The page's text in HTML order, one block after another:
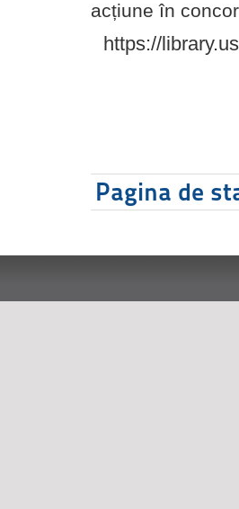
acțiune în
https://
Pagina de